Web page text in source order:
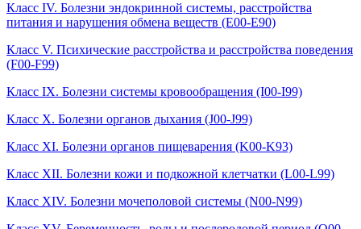
Класс IV. Болезни эндокринной системы, расстройства
питания и нарушения обмена веществ (E00-E90)
Класс V. Психические расстройства и расстройства поведения
(F00-F99)
Класс IX. Болезни системы кровообращения (I00-I99)
Класс X. Болезни органов дыхания (J00-J99)
Класс XI. Болезни органов пищеварения (K00-K93)
Класс XII. Болезни кожи и подкожной клетчатки (L00-L99)
Класс XIV. Болезни мочеполовой системы (N00-N99)